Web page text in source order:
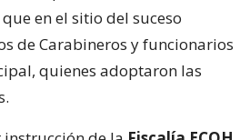
en el sitio del suceso
de Carabineros y funcionarios
quienes adoptaron las